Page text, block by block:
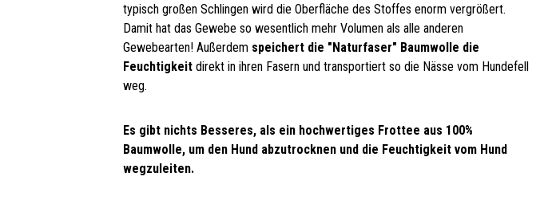
typisch großen Schlingen wird die Oberfläche des Stoffes enorm vergrößert.
Damit hat das Gewebe so wesentlich mehr Volumen als alle anderen
Gewebearten! Außerdem speichert die "Naturfaser" Baumwolle die
Feuchtigkeit direkt in ihren Fasern und transportiert so die Nässe vom Hundefell
weg.
Es gibt nichts Besseres, als ein hochwertiges Frottee aus 100%
Baumwolle, um den Hund abzutrocknen und die Feuchtigkeit vom Hund
wegzuleiten.